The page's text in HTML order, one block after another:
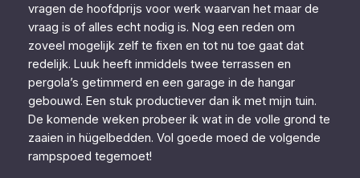
vragen de hoofdprijs voor werk waarvan het maar de
vraag is of alles echt nodig is. Nog een reden om
zoveel mogelijk zelf te fixen en tot nu toe gaat dat
redelijk. Luuk heeft inmiddels twee terrassen en
pergola’s getimmerd en een garage in de hangar
gebouwd. Een stuk productiever dan ik met mijn tuin.
De komende weken probeer ik wat in de volle grond te
zaaien in hügelbedden. Vol goede moed de volgende
rampspoed tegemoet!